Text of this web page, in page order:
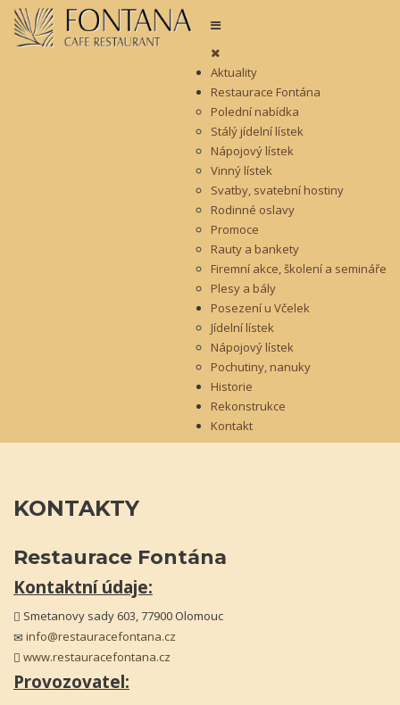
Aktuality
Restaurace Fontána
Polední nabídka
Stálý jídelní lístek
Nápojový lístek
Vinný lístek
Svatby, svatební hostiny
Rodinné oslavy
Promoce
Rauty a bankety
Firemní akce, školení a semináře
Plesy a bály
Posezení u Včelek
Jídelní lístek
Nápojový lístek
Pochutiny, nanuky
Historie
Rekonstrukce
Kontakt
KONTAKTY
Restaurace Fontána
Kontaktní údaje:
Smetanovy sady 603, 77900 Olomouc
info@restauracefontana.cz
www.restauracefontana.cz
Provozovatel: